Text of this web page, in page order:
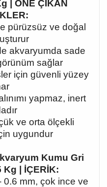
| ÖNE ÇIKAN
pürüzsüz ve doğal
akvaryumda sade
sağlar
için güvenli yüzey
yapmaz, inert
ve orta ölçekli
uygundur
Kumu Gri
Kg | İÇERİK:
0.6 mm, çok ince ve